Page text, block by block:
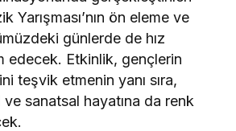
Yarışması’nın ön eleme ve
günlerde de hız
edecek. Etkinlik, gençlerin
teşvik etmenin yanı sıra,
ve sanatsal hayatına da renk